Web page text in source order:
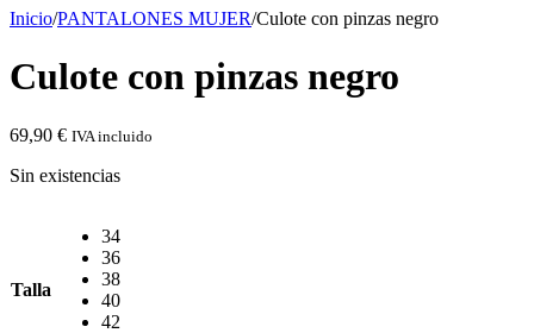
Inicio/PANTALONES MUJER/Culote con pinzas negro
Culote con pinzas negro
69,90 € IVA incluido
Sin existencias
Talla
34
36
38
40
42